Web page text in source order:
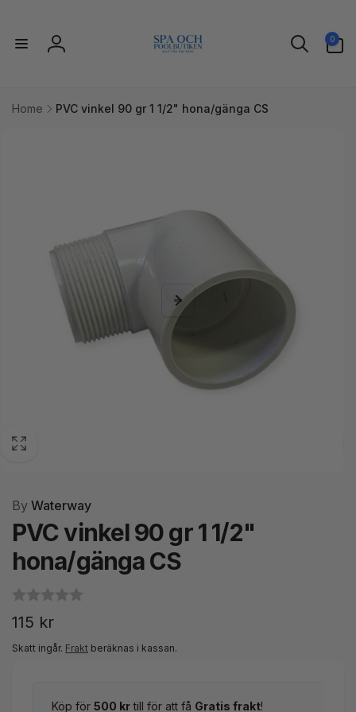
innehåll
Logga
0
artiklar
Home
PVC vinkel 90 gr 1 1/2" hona/gänga CS
By Waterway
PVC vinkel 90 gr 1 1/2"
hona/gänga CS
Ordinarie
pris
115 kr
Skatt ingår. Frakt beräknas i kassan.
Köp för 500 krtill för att få Gratis frakt!